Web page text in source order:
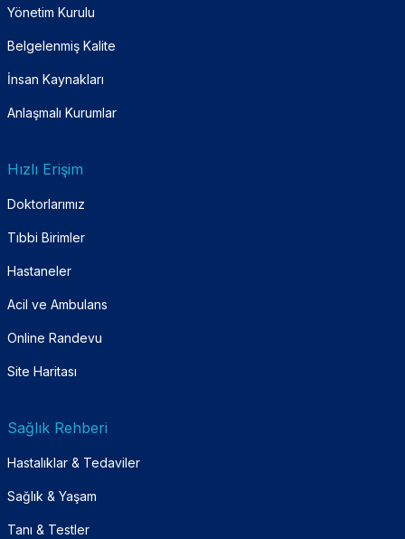
Yönetim Kurulu
Belgelenmiş Kalite
İnsan Kaynakları
Anlaşmalı Kurumlar
Hızlı Erişim
Doktorlarımız
Tıbbi Birimler
Hastaneler
Acil ve Ambulans
Online Randevu
Site Haritası
Sağlık Rehberi
Hastalıklar & Tedaviler
Sağlık & Yaşam
Tanı & Testler